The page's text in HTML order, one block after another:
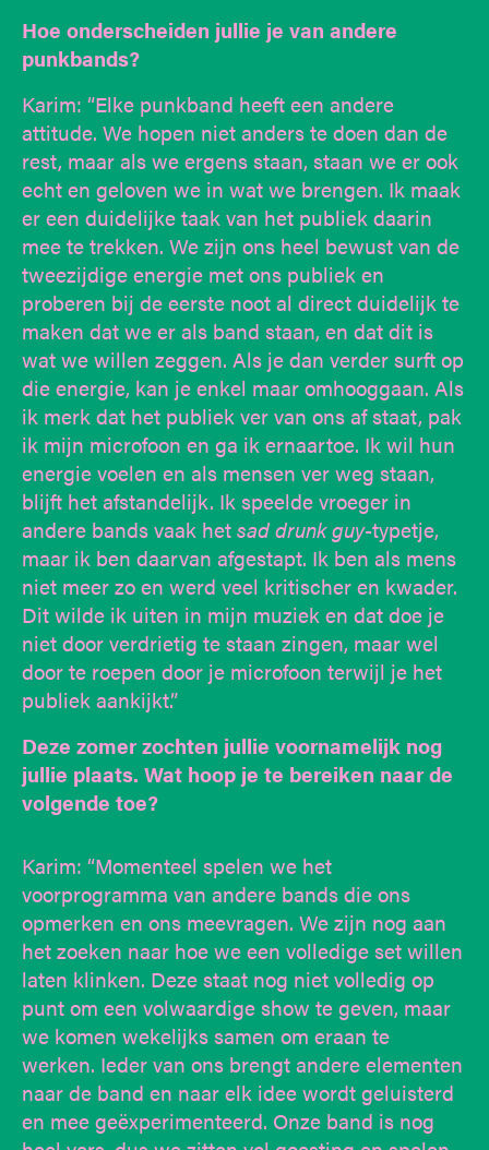
Hoe onderscheiden jullie je van andere
punkbands?
Karim: “Elke punkband heeft een andere
attitude. We hopen niet anders te doen dan de
rest, maar als we ergens staan, staan we er ook
echt en geloven we in wat we brengen. Ik maak
er een duidelijke taak van het publiek daarin
mee te trekken. We zijn ons heel bewust van de
tweezijdige energie met ons publiek en
proberen bij de eerste noot al direct duidelijk te
maken dat we er als band staan, en dat dit is
wat we willen zeggen. Als je dan verder surft op
die energie, kan je enkel maar omhooggaan. Als
ik merk dat het publiek ver van ons af staat, pak
ik mijn microfoon en ga ik ernaartoe. Ik wil hun
energie voelen en als mensen ver weg staan,
blijft het afstandelijk. Ik speelde vroeger in
andere bands vaak hetsad drunk guy-typetje,
maar ik ben daarvan afgestapt. Ik ben als mens
niet meer zo en werd veel kritischer en kwader.
Dit wilde ik uiten in mijn muziek en dat doe je
niet door verdrietig te staan zingen, maar wel
door te roepen door je microfoon terwijl je het
publiek aankijkt.”
Deze zomer zochten jullie voornamelijk nog
jullie plaats. Wat hoop je te bereiken naar de
volgende toe?
Karim: “Momenteel spelen we het
voorprogramma van andere bands die ons
opmerken en ons meevragen. We zijn nog aan
het zoeken naar hoe we een volledige set willen
laten klinken. Deze staat nog niet volledig op
punt om een volwaardige show te geven, maar
we komen wekelijks samen om eraan te
werken. Ieder van ons brengt andere elementen
naar de band en naar elk idee wordt geluisterd
en mee geëxperimenteerd. Onze band is nog